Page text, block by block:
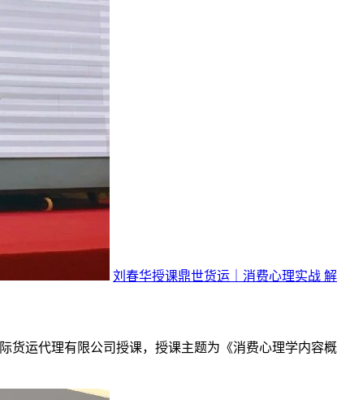
刘春华授课鼎世货运｜消费心理实战 解
货运代理有限公司授课，授课主题为《消费心理学内容概